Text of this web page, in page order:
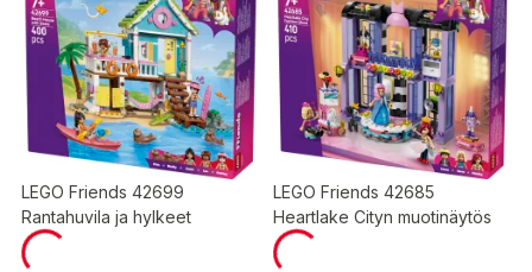
LEGO Friends 42699
Rantahuvila ja hylkeet
LEGO Friends 42685
Heartlake Cityn muotinäytös